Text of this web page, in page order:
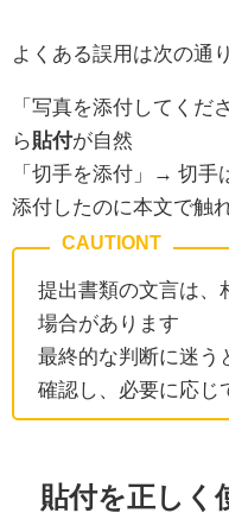
よくある誤用は次の通
「写真を添付してく
ら 貼付が自然
「切手を添付」→ 切手
添付したのに本文で触
提出書類の文言は、
場合があります
最終的な判断に迷う
確認し、必要に応じ
貼付を正しく